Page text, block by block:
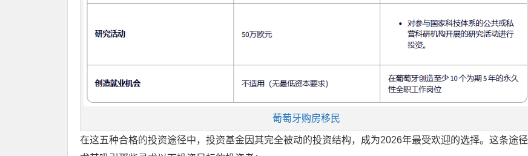
葡萄牙购房移民
在这五种合格的投资途径中，投资基金因其完全被动的投资结构，成为2026年最受欢迎的选择。这条途径